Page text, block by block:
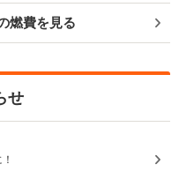
燃費を見る
せ